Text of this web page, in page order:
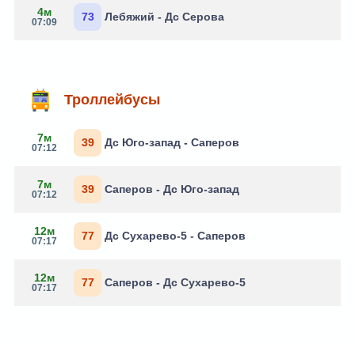
4м
07:09 73 Лебяжий - Дс Серова
Троллейбусы
7м
07:12 39 Дс Юго-запад - Саперов
7м
07:12 39 Саперов - Дс Юго-запад
12м
07:17 77 Дс Сухарево-5 - Саперов
12м
07:17 77 Саперов - Дс Сухарево-5